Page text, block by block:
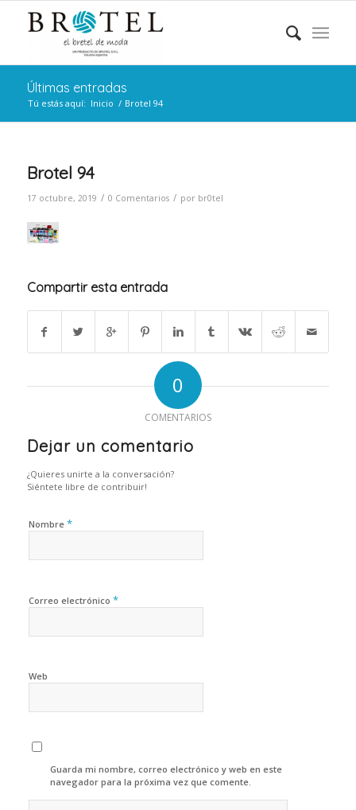
Últimas entradas
Tú estás aquí: Inicio / Brotel 94
Brotel 94
17 octubre, 2019 / 0 Comentarios / por br0tel
Compartir esta entrada
0
COMENTARIOS
Dejar un comentario
¿Quieres unirte a la conversación?
Siéntete libre de contribuir!
Nombre *
Correo electrónico *
Web
Guarda mi nombre, correo electrónico y web en este
navegador para la próxima vez que comente.